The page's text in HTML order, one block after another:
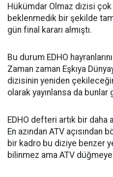
Hükümdar Olmaz dizisi
beklenmedik bir şekilde
gün final kararı almıştı.
Bu durum EDHO
Zaman zaman Eşkıya
dizisinin yeniden
olarak yayınlansa da bunlar
EDHO defteri artık bir daha
En azından ATV açısından
bir kadro bu diziye benzer
bilinmez ama ATV düğmeye